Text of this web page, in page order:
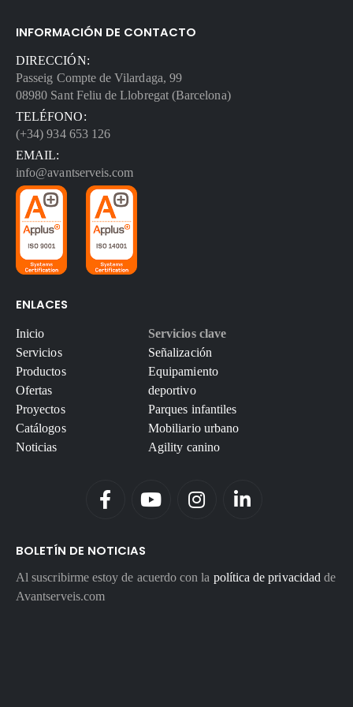
INFORMACIÓN DE CONTACTO
DIRECCIÓN:
Passeig Compte de Vilardaga, 99
08980 Sant Feliu de Llobregat (Barcelona)
TELÉFONO:
(+34) 934 653 126
EMAIL:
info@avantserveis.com
ENLACES
Inicio
Servicios
Productos
Ofertas
Proyectos
Catálogos
Noticias
Servicios clave
Señalización
Equipamiento
deportivo
Parques infantiles
Mobiliario urbano
Agility canino
BOLETÍN DE NOTICIAS
Al suscribirme estoy de acuerdo con la política de privacidad de
Avantserveis.com